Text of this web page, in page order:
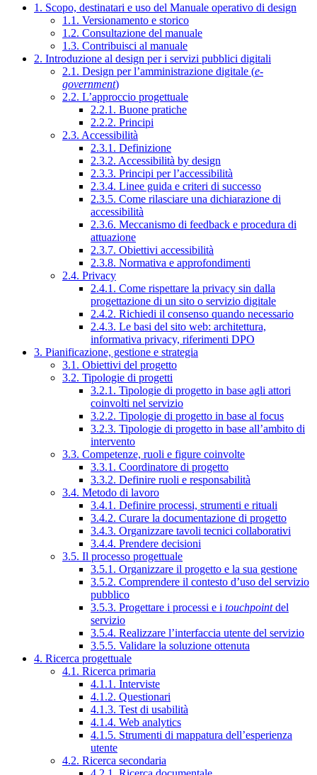
1. Scopo, destinatari e uso del Manuale operativo di design
1.1. Versionamento e storico
1.2. Consultazione del manuale
1.3. Contribuisci al manuale
2. Introduzione al design per i servizi pubblici digitali
2.1. Design per l’amministrazione digitale (e-
government)
2.2. L’approccio progettuale
2.2.1. Buone pratiche
2.2.2. Principi
2.3. Accessibilità
2.3.1. Definizione
2.3.2. Accessibilità by design
2.3.3. Principi per l’accessibilità
2.3.4. Linee guida e criteri di successo
2.3.5. Come rilasciare una dichiarazione di
accessibilità
2.3.6. Meccanismo di feedback e procedura di
attuazione
2.3.7. Obiettivi accessibilità
2.3.8. Normativa e approfondimenti
2.4. Privacy
2.4.1. Come rispettare la privacy sin dalla
progettazione di un sito o servizio digitale
2.4.2. Richiedi il consenso quando necessario
2.4.3. Le basi del sito web: architettura,
informativa privacy, riferimenti DPO
3. Pianificazione, gestione e strategia
3.1. Obiettivi del progetto
3.2. Tipologie di progetti
3.2.1. Tipologie di progetto in base agli attori
coinvolti nel servizio
3.2.2. Tipologie di progetto in base al focus
3.2.3. Tipologie di progetto in base all’ambito di
intervento
3.3. Competenze, ruoli e figure coinvolte
3.3.1. Coordinatore di progetto
3.3.2. Definire ruoli e responsabilità
3.4. Metodo di lavoro
3.4.1. Definire processi, strumenti e rituali
3.4.2. Curare la documentazione di progetto
3.4.3. Organizzare tavoli tecnici collaborativi
3.4.4. Prendere decisioni
3.5. Il processo progettuale
3.5.1. Organizzare il progetto e la sua gestione
3.5.2. Comprendere il contesto d’uso del servizio
pubblico
3.5.3. Progettare i processi e i touchpointdel
servizio
3.5.4. Realizzare l’interfaccia utente del servizio
3.5.5. Validare la soluzione ottenuta
4. Ricerca progettuale
4.1. Ricerca primaria
4.1.1. Interviste
4.1.2. Questionari
4.1.3. Test di usabilità
4.1.4. Web analytics
4.1.5. Strumenti di mappatura dell’esperienza
utente
4.2. Ricerca secondaria